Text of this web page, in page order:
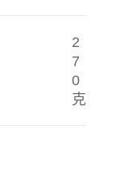
2
7
0
克